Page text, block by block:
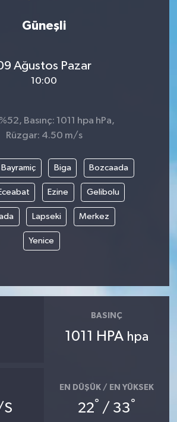
Güneşli
Ağustos Pazar
10:00
Basınç: 1011 hpa hPa,
Rüzgar: 4.50 m/s
Bayramiç Biga Bozcaada
Ezine Gelibolu
Lapseki Merkez
Yenice
BASINÇ
1011 HPA hpa
EN DÜŞÜK / EN YÜKSEK
22° / 33°